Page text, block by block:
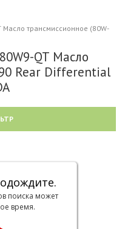
Масло трансмиссионное (80W-
QT Масло
Rear Differential
поиска может
время.